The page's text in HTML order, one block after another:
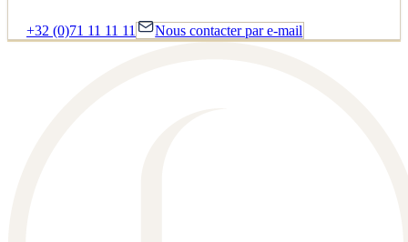
+32 (0)71 11 11 11 Nous contacter par e-mail